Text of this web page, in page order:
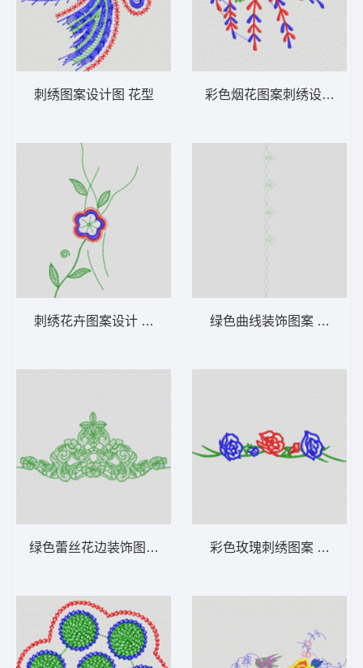
刺绣图案设计图 花型
刺绣花卉图案设计 花型
绿色蕾丝花边装饰图案 花型
彩色烟花图案刺绣设计 花型
绿色曲线装饰图案 花型
彩色玫瑰刺绣图案 花型